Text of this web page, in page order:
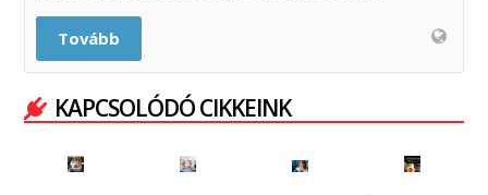
Tovább
KAPCSOLÓDÓ CIKKEINK